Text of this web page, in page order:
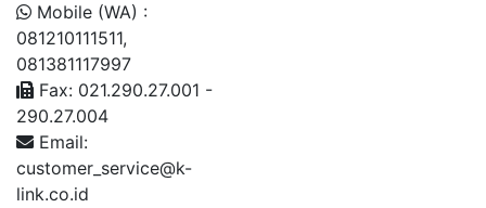
Mobile (WA) :
081210111511,
081381117997
Fax: 021.290.27.001 -
290.27.004
Email:
customer_service@k-
link.co.id